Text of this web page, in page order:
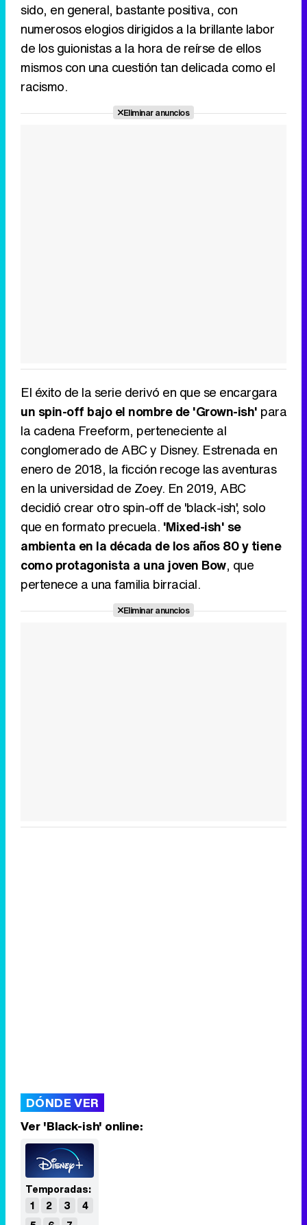
sido, en general, bastante positiva, con
numerosos elogios dirigidos a la brillante labor
de los guionistas a la hora de reírse de ellos
mismos con una cuestión tan delicada como el
racismo.
Eliminar anuncios
El éxito de la serie derivó en que se encargara
un spin-off bajo el nombre de 'Grown-ish' para
la cadena Freeform, perteneciente al
conglomerado de ABC y Disney. Estrenada en
enero de 2018, la ficción recoge las aventuras
en la universidad de Zoey. En 2019, ABC
decidió crear otro spin-off de 'black-ish', solo
que en formato precuela. 'Mixed-ish' se
ambienta en la década de los años 80 y tiene
como protagonista a una joven Bow, que
pertenece a una familia birracial.
Eliminar anuncios
DÓNDE VER
Ver 'Black-ish' online:
Temporadas:
1
2 3
4